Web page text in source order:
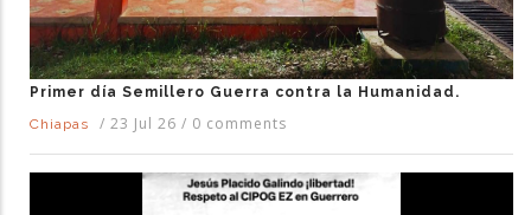
Primer día Semillero Guerra contra la Humanidad.
Chiapas
/ 23 Jul 26 / 0 comments